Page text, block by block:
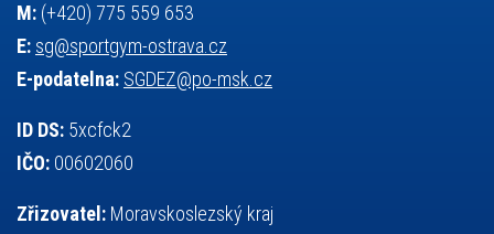
M: (+420) 775 559 653
E: sg@sportgym-ostrava.cz
E-podatelna: SGDEZ@po-msk.cz
ID DS: 5xcfck2
IČO: 00602060
Zřizovatel: Moravskoslezský kraj